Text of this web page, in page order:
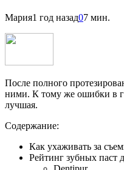
Мария1 год назад07 мин.
После полного
ними. К тому же ошибки в
лучшая.
Содержание:
Как ухаживать за
Рейтинг зубных паст